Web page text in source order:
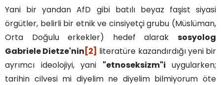
Yani bir yandan AfD gibi batılı beyaz faşist siyasi
örgütler, belirli bir etnik ve cinsiyetçi grubu (Müslüman,
Orta Doğulu erkekler) hedef alarak sosyolog
Gabriele Dietze'nin [2] literatüre kazandırdığı yeni bir
ayrımcı ideolojiyi, yani "etnoseksizm"i uygularken;
tarihin cilvesi mi diyelim ne diyelim bilmiyorum öte